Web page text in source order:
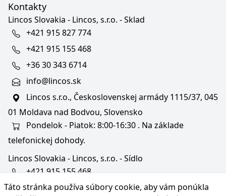
Táto stránka používa súbory cookie, aby vám ponúkla
Kontakty
Lincos Slovakia - Lincos, s.r.o. - Sklad
+421 915 827 774
+421 915 155 468
+36 30 343 6714
info@lincos.sk
Lincos s.r.o., Československej armády 1115/37, 045
01 Moldava nad Bodvou, Slovensko
Pondelok - Piatok: 8:00-16:30 . Na základe
telefonickej dohody.
Lincos Slovakia - Lincos, s.r.o. - Sídlo
+421 915 155 468
+36/30 343 6714